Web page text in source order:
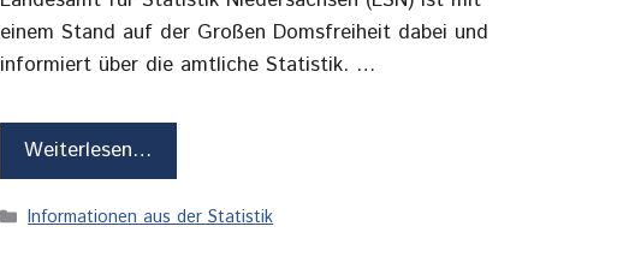
einem Stand auf der Großen Domsfreiheit dabei und
informiert über die amtliche Statistik. …
Weiterlesen…
Kategorien
Informationen aus der Statistik